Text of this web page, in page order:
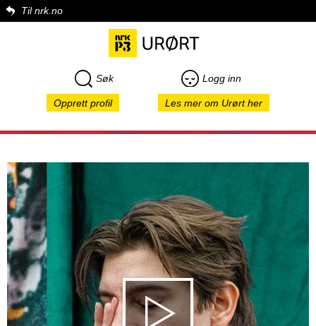
Til nrk.no
Søk Logg inn
Opprett profil Les mer om Urørt her